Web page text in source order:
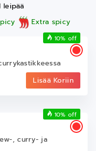
leipää
Extra spicy
Lisää Koriin
10% off
, curry- ja
10% off